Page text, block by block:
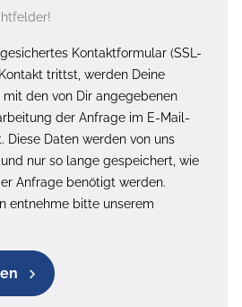
Kontaktformular (SSL-
trittst, werden Deine
den von Dir angegebenen
der Anfrage im E-Mail-
Diese Daten werden von uns
nur so lange gespeichert, wie
Anfrage benötigt werden.
entnehme bitte unserem